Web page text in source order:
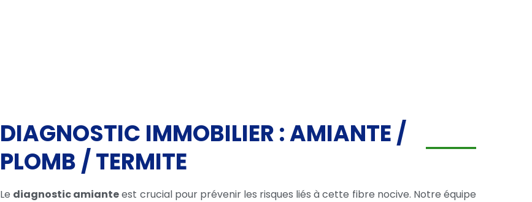
DIAGNOSTIC IMMOBILIER : AMIANTE /
PLOMB / TERMITE
Le diagnostic amianteest crucial pour prévenir les risques liés à cette fibre nocive. Notre équipe